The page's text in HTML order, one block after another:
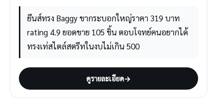
ยีนส์ทรง Baggy ขากระบอกใหญ่ราคา 319 บาท
rating 4.9 ยอดขาย 105 ชิ้น ตอบโจทย์คนอยากได้
ทรงเท่สไตล์สตรีทในงบไม่เกิน 500
ดูรายละเอียด→